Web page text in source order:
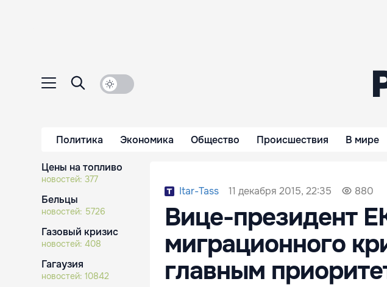
Политика Экономика Общество Происшествия В мире
Цены на топливо
новостей: 377
Бельцы
новостей: 5726
Газовый кризис
новостей: 408
Гагаузия
новостей: 10842
Itar-Tass 11 декабря 2015, 22:35 880
Вице-президент
миграционного
главным